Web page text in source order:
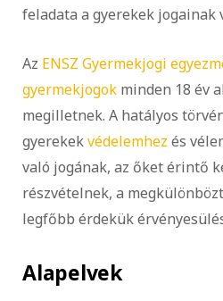
feladata a gyerekek jogainak
Az ENSZ Gyermekjogi
gyermekjogok minden 18 év
megilletnek. A hatályos
gyerekekvédelemhez és
való jogának, az őket érintő
részvételnek, a
legfőbb érdekük
Alapelvek